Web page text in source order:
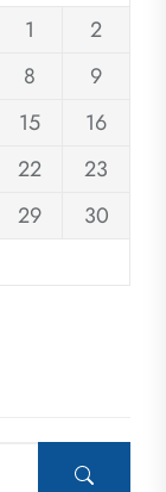
1
2
8
9
15
16
22
23
29
30